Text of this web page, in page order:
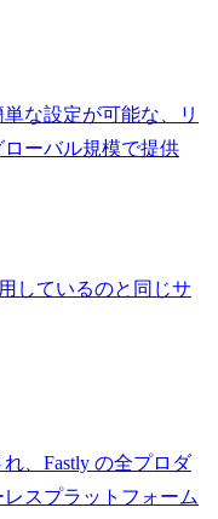
な設定が可能な、リ
ーバル規模で提供
しているのと同じサ
、Fastly の全プロダ
スプラットフォーム